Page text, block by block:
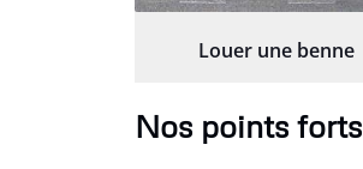
Louer une benne
Nos points forts